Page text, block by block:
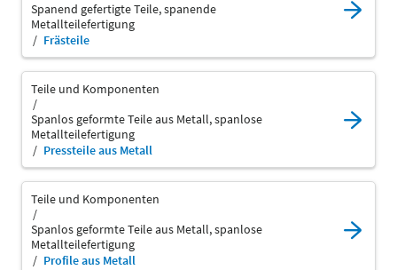
Spanend gefertigte Teile, spanende
Metallteilefertigung
Frästeile
Teile und Komponenten
Spanlos geformte Teile aus Metall, spanlose
Metallteilefertigung
Pressteile aus Metall
Teile und Komponenten
Spanlos geformte Teile aus Metall, spanlose
Metallteilefertigung
Profile aus Metall